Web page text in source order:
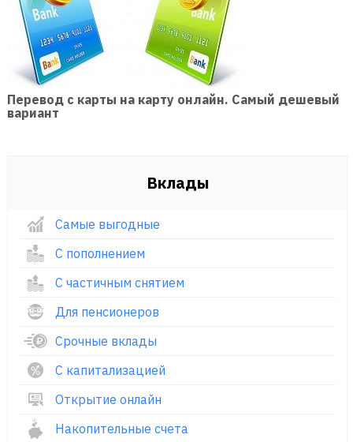
Перевод с карты на карту онлайн. Самый дешевый
вариант
Вклады
Самые выгодные
С пополнением
С частичным снятием
Для пенсионеров
Срочные вклады
С капитализацией
Открытие онлайн
Накопительные счета